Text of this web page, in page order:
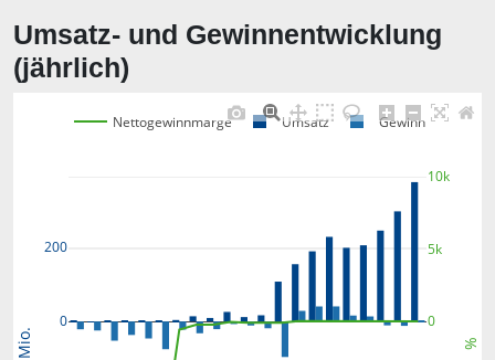
Umsatz- und Gewinnentwicklung
(jährlich)
0
200
0
5k
10k
Nettogewinnmarge Umsatz Gewinn
Mio. %